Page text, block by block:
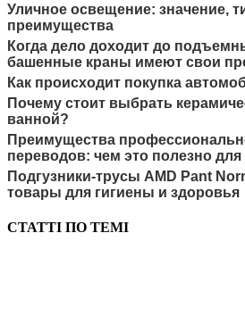
Уличное освещение: значение,
преимущества
Когда дело доходит до
башенные краны имеют свои
Как происходит покупка
Почему стоит выбрать
ванной?
Преимущества
переводов: чем это полезно
Подгузники-трусы AMD Pant
товары для гигиены и здоровья
СТАТТІ ПО ТЕМІ